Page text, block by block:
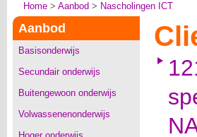
Home> Aanbod > Nascholingen ICT
Aanbod
Basisonderwijs
Secundair onderwijs
Buitengewoon onderwijs
Volwassenenonderwijs